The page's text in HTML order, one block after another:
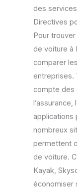
des
Directives
Pour
de voiture à
comparer
entreprises.
compte des
applications
nombreux
permettent
de voiture.
Kayak,
économiser